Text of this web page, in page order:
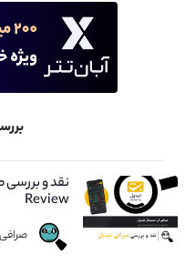
Review